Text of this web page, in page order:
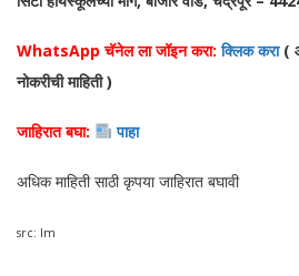
WhatsApp चॅनेल ला जॉइन करा: क्लिक करा (
नोकरीची माहिती )
जाहिरात बघा: पाहा
अधिक माहिती साठी कृपया जाहिरात बघावी
src: lm